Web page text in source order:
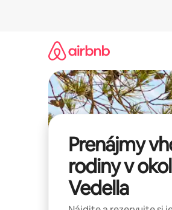
Prenájmy
rodiny v
Vedella